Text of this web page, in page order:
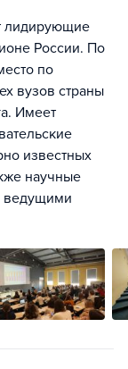
лидирующие
России. По
по
вузов страны
Имеет
известных
научные
ведущими